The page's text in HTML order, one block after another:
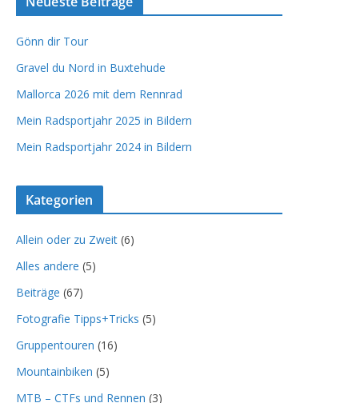
Gönn dir Tour
Gravel du Nord in Buxtehude
Mallorca 2026 mit dem Rennrad
Mein Radsportjahr 2025 in Bildern
Mein Radsportjahr 2024 in Bildern
Kategorien
Allein oder zu Zweit (6)
Alles andere (5)
Beiträge (67)
Fotografie Tipps+Tricks (5)
Gruppentouren (16)
Mountainbiken (5)
MTB – CTFs und Rennen (3)